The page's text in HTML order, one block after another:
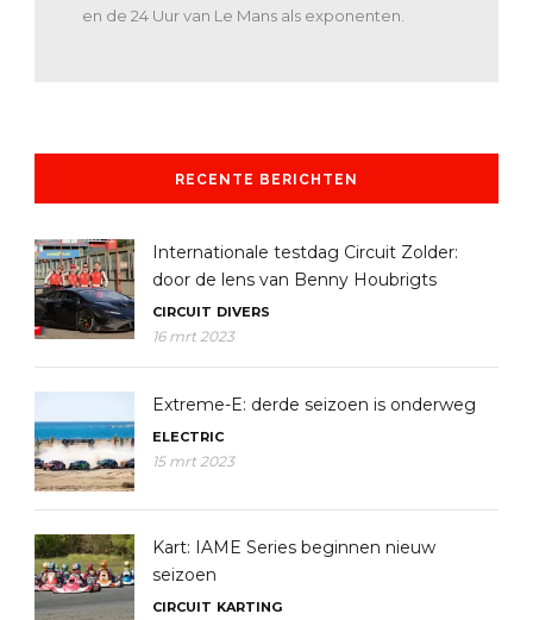
en de 24 Uur van Le Mans als exponenten.
RECENTE BERICHTEN
Internationale testdag Circuit Zolder:
door de lens van Benny Houbrigts
CIRCUIT DIVERS
16 mrt 2023
Extreme-E: derde seizoen is onderweg
ELECTRIC
15 mrt 2023
Kart: IAME Series beginnen nieuw
seizoen
CIRCUIT KARTING